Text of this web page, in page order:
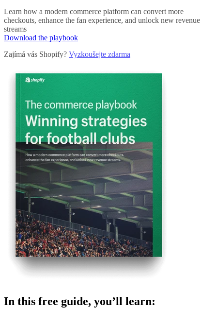
Learn how a modern commerce platform can convert more
checkouts, enhance the fan experience, and unlock new revenue
streams
Download the playbook
Zajímá vás Shopify? Vyzkoušejte zdarma
In this free guide, you’ll learn: